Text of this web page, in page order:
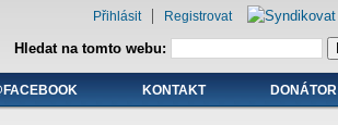
Hledat na tomto webu:
Přihlásit Registrovat
KONTAKT DONÁTOR